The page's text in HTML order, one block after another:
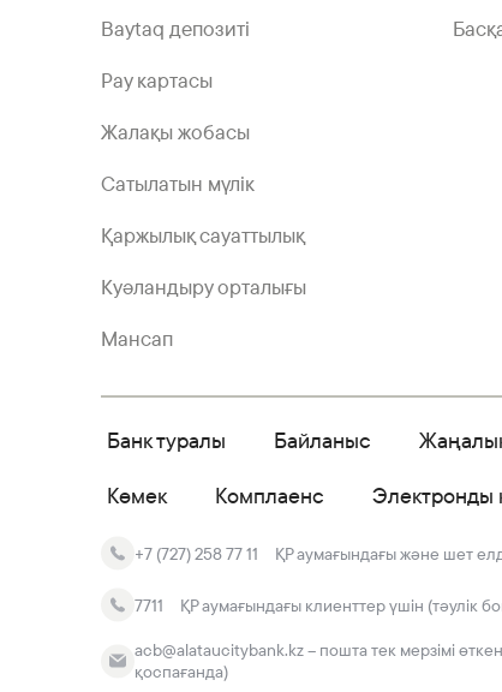
Baytaq депозиті
Pay картасы
Жалақы жобасы
Сатылатын мүлік
Қаржылық сауаттылық
Куәландыру орталығы
Мансап
Банк туралы Байланыс
Көмек
Комплаенс Электронды
+7 (727) 258 77 11 ҚР аумағындағы және шет
7711 ҚР аумағындағы клиенттер үшін (тәулік
acb@alataucitybank.kz – пошта тек мерзімі
қоспағанда)